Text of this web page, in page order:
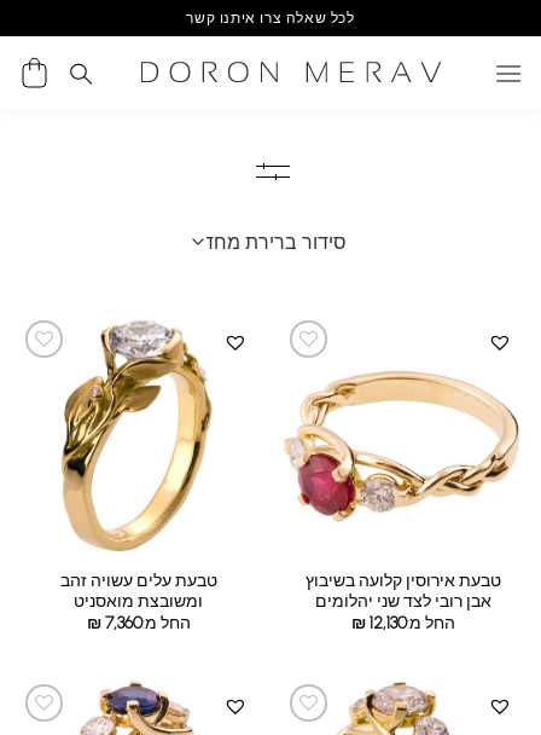
to
content
לכל שאלה צרו איתנו קשר
טבעת אירוסין קלועה בשיבוץ
אבן רובי לצד שני יהלומים
החל מ:
₪12,130
טבעת עלים עשויה זהב
ומשובצת מואסניט
החל מ:
₪7,360